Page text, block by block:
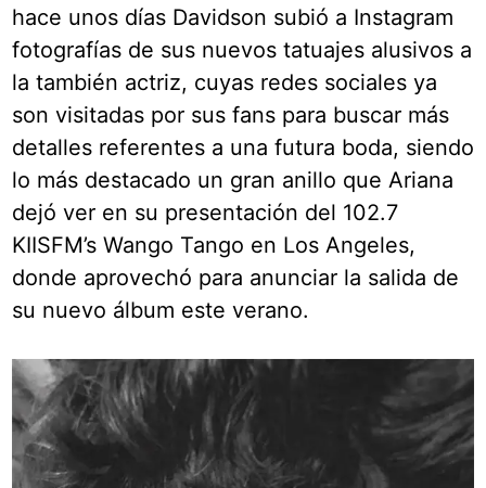
hace unos días Davidson subió a Instagram
fotografías de sus nuevos tatuajes alusivos a
la también actriz, cuyas redes sociales ya
son visitadas por sus fans para buscar más
detalles referentes a una futura boda, siendo
lo más destacado un gran anillo que Ariana
dejó ver en su presentación del 102.7
KIISFM’s Wango Tango en Los Angeles,
donde aprovechó para anunciar la salida de
su nuevo álbum este verano.